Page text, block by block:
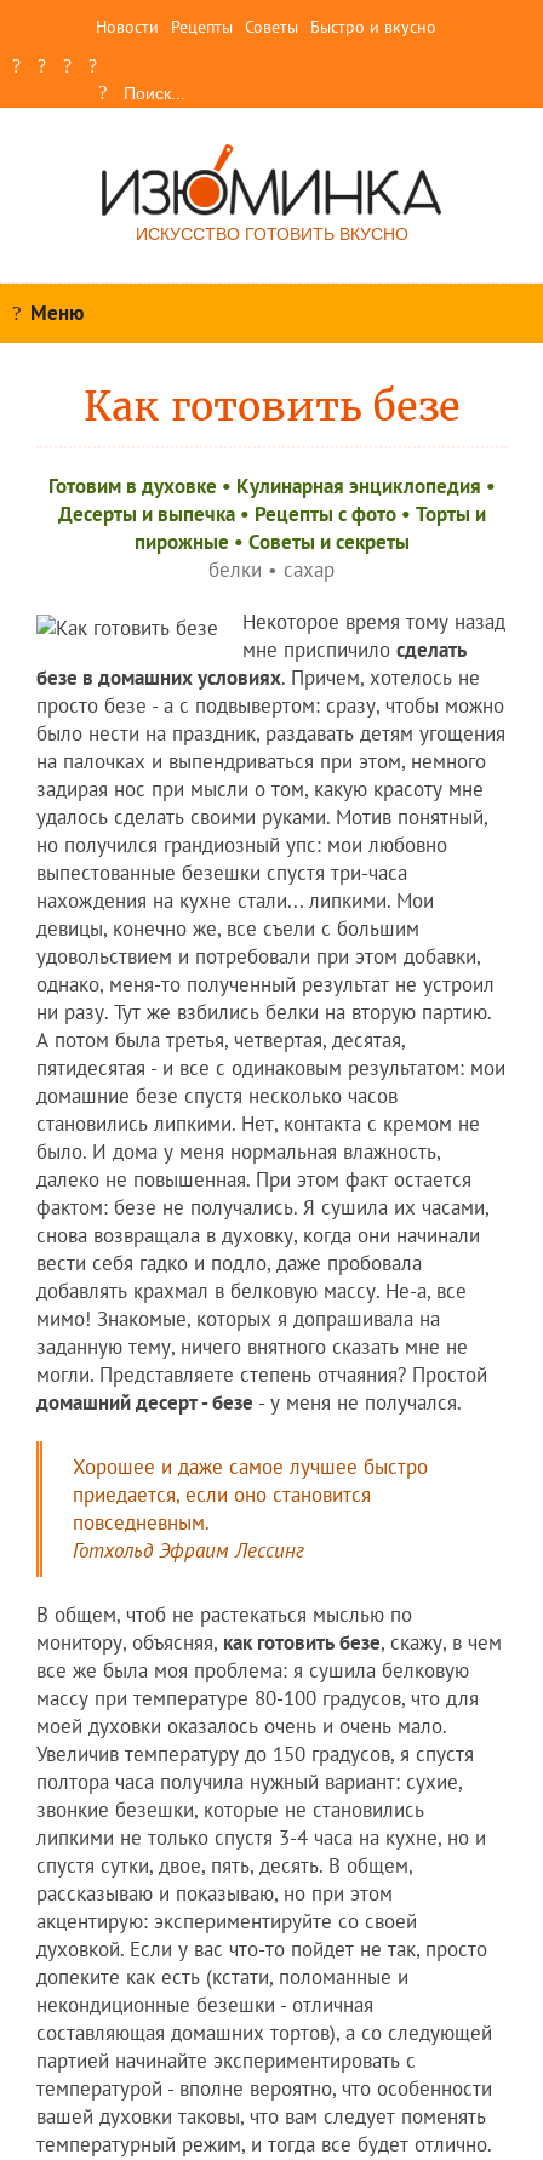
Новости Рецепты Советы Быстро и вкусно
ИСКУССТВО ГОТОВИТЬ ВКУСНО
Меню
Как готовить безе
Готовим в духовке • Кулинарная энциклопедия •
Десерты и выпечка• Рецепты c фото• Торты и
пирожные • Советы и секреты
белки • сахар
Некоторое время тому назад
мне приспичило сделать
безе в домашних условиях. Причем, хотелось не
просто безе - а с подвывертом: сразу, чтобы можно
было нести на праздник, раздавать детям угощения
на палочках и выпендриваться при этом, немного
задирая нос при мысли о том, какую красоту мне
удалось сделать своими руками. Мотив понятный,
но получился грандиозный упс: мои любовно
выпестованные безешки спустя три-часа
нахождения на кухне стали... липкими. Мои
девицы, конечно же, все съели с большим
удовольствием и потребовали при этом добавки,
однако, меня-то полученный результат не устроил
ни разу. Тут же взбились белки на вторую партию.
А потом была третья, четвертая, десятая,
пятидесятая - и все с одинаковым результатом: мои
домашние безе спустя несколько часов
становились липкими. Нет, контакта с кремом не
было. И дома у меня нормальная влажность,
далеко не повышенная. При этом факт остается
фактом: безе не получались. Я сушила их часами,
снова возвращала в духовку, когда они начинали
вести себя гадко и подло, даже пробовала
добавлять крахмал в белковую массу. Не-а, все
мимо! Знакомые, которых я допрашивала на
заданную тему, ничего внятного сказать мне не
могли. Представляете степень отчаяния? Простой
домашний десерт - безе - у меня не получался.
Хорошее и даже самое лучшее быстро
приедается, если оно становится
повседневным.
Готхольд Эфраим Лессинг
В общем, чтоб не растекаться мыслью по
монитору, объясняя, как готовить безе, скажу, в чем
все же была моя проблема: я сушила белковую
массу при температуре 80-100 градусов, что для
моей духовки оказалось очень и очень мало.
Увеличив температуру до 150 градусов, я спустя
полтора часа получила нужный вариант: сухие,
звонкие безешки, которые не становились
липкими не только спустя 3-4 часа на кухне, но и
спустя сутки, двое, пять, десять. В общем,
рассказываю и показываю, но при этом
акцентирую: экспериментируйте со своей
духовкой. Если у вас что-то пойдет не так, просто
допеките как есть (кстати, поломанные и
некондиционные безешки - отличная
составляющая домашних тортов), а со следующей
партией начинайте экспериментировать с
температурой - вполне вероятно, что особенности
вашей духовки таковы, что вам следует поменять
температурный режим, и тогда все будет отлично.